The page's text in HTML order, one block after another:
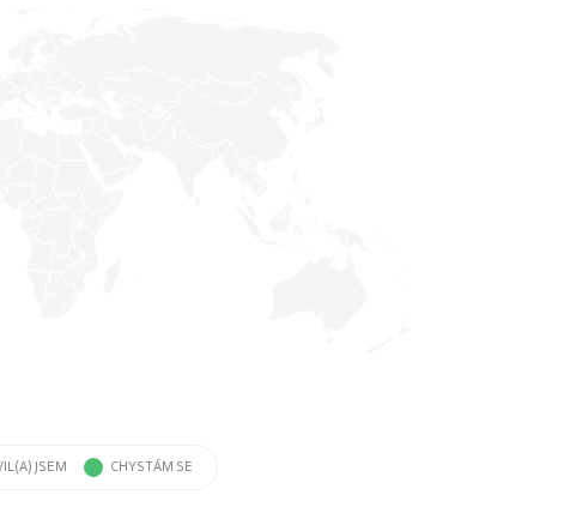
JSEM CHYSTÁM SE